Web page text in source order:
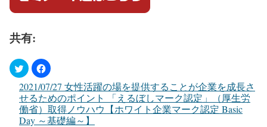
共有:
2021/07/27 女性活躍の場を提供することが企業を成長さ
せるためのポイント 「えるぼしマーク認定」（厚生労
働省）取得ノウハウ【ホワイト企業マーク認定 Basic
Day ～基礎編～】